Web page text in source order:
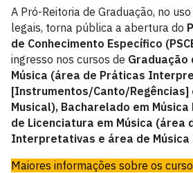
A Pró-Reitoria de Graduação, no
legais, torna pública a abertura do
de Conhecimento Específico
ingresso nos cursos de Graduação
Música (área de Práticas
[Instrumentos/Canto/Regências]
Musical), Bacharelado em
de Licenciatura em Música (área
Interpretativas e área de
Maiores informações sobre os